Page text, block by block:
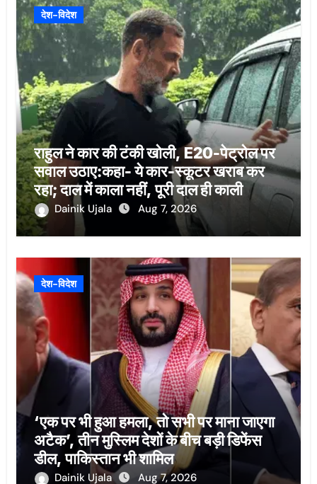
देश-विदेश
राहुल ने कार की टंकी खोली, E20-पेट्रोल पर
सवाल उठाए:कहा- ये कार-स्कूटर खराब कर
रहा; दाल में काला नहीं, पूरी दाल ही काली
Dainik Ujala Aug 7, 2026
देश-विदेश
‘एक पर भी हुआ हमला, तो सभी पर माना जाएगा
अटैक’, तीन मुस्लिम देशों के बीच बड़ी डिफेंस
डील, पाकिस्तान भी शामिल
Dainik Ujala Aug 7, 2026